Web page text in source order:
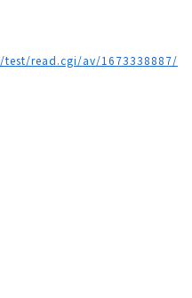
read.cgi/av/1673338887/